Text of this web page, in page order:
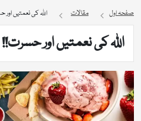
صفحہ اول مقالات اللہ کی نعمتیں
اللہ کی نعمتیں اور حسرت!!